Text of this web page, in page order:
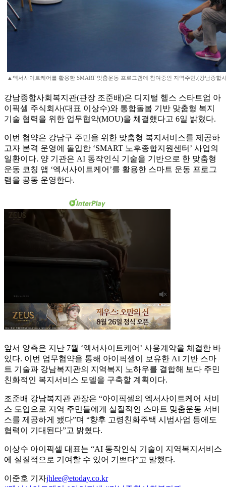
▲엑서사이트케어를 활용한 SMART 맞춤운동 프로그램에 참여중인 지역주민.(강남종합
강남종합사회복지관(관장 조준배)은 디지털 헬스 스타트업 아
이픽셀 주식회사(대표 이상수)와 통합돌봄 기반 맞춤형 복지
기술 협력을 위한 업무협약(MOU)을 체결했다고 6일 밝혔다.
이번 협약은 강남구 주민을 위한 맞춤형 복지서비스를 제공하
고자 본격 운영에 돌입한 ‘SMART 노후종합지원센터’ 사업의
일환이다. 양 기관은 AI 동작인식 기술을 기반으로 한 맞춤형
운동 코칭 앱 ‘엑서사이트케어’를 활용한 스마트 운동 프로그
램을 공동 운영한다.
앞서 양측은 지난 7월 ‘엑서사이트케어’ 사용계약을 체결한 바
있다. 이번 업무협약을 통해 아이픽셀이 보유한 AI 기반 스마
트 기술과 강남복지관의 지역복지 노하우를 결합해 보다 주민
친화적인 복지서비스 모델을 구축할 계획이다.
조준배 강남복지관 관장은 “아이픽셀의 엑서사이트케어 서비
스 도입으로 지역 주민들에게 실질적인 스마트 맞춤운동 서비
스를 제공하게 됐다”며 “향후 고령친화주택 시범사업 등에도
협력이 기대된다”고 밝혔다.
이상수 아이픽셀 대표는 “AI 동작인식 기술이 지역복지서비스
에 실질적으로 기여할 수 있어 기쁘다”고 말했다.
이준호 기자jhlee@etoday.co.kr